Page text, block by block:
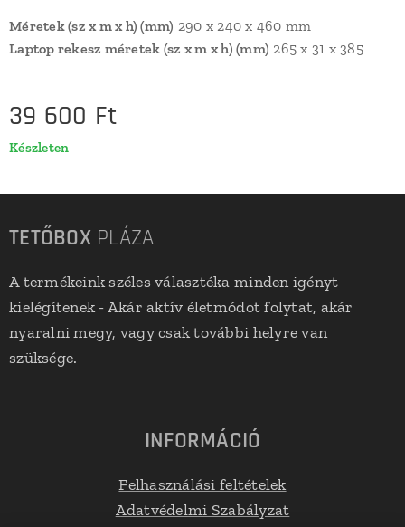
Méretek (sz x m x h) (mm) 290 x 240 x 460 mm
Laptop rekesz méretek (sz x m x h) (mm) 265 x 31 x 385
39 600 Ft
Készleten
TETŐBOX PLÁZA
A termékeink széles választéka minden igényt
kielégítenek - Akár aktív életmódot folytat, akár
nyaralni megy, vagy csak további helyre van
szüksége.
INFORMÁCIÓ
Felhasználási feltételek
Adatvédelmi Szabályzat